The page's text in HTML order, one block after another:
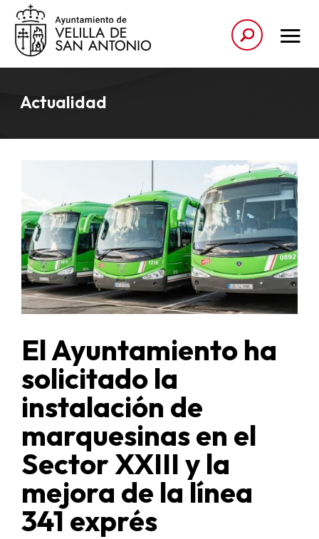
Actualidad
El Ayuntamiento ha
solicitado la
instalación de
marquesinas en el
Sector XXIII y la
mejora de la línea
341 exprés